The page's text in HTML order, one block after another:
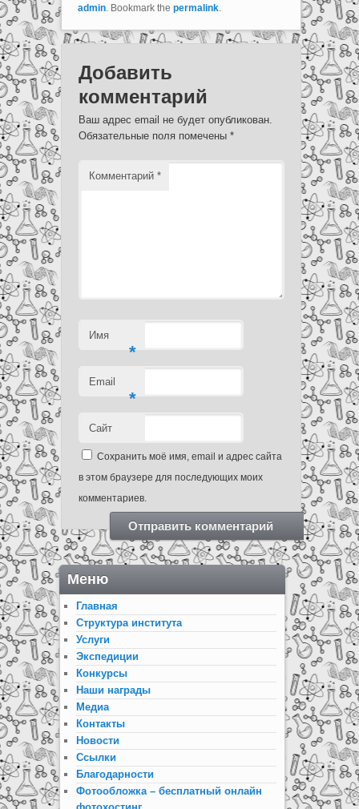
admin. Bookmark the permalink.
Добавить
комментарий
Ваш адрес email не будет опубликован.
Обязательные поля помечены *
Комментарий *
Имя
*
Email
*
Сайт
Сохранить моё имя, email и адрес сайта
в этом браузере для последующих моих
комментариев.
Меню
Главная
Структура института
Услуги
Экспедиции
Конкурсы
Наши награды
Медиа
Контакты
Новости
Ссылки
Благодарности
Фотообложка – бесплатный онлайн